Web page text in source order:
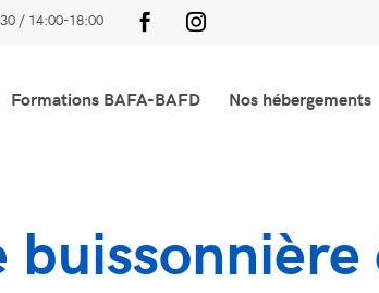
/ 14:00-18:00
Formations BAFA-BAFD Nos hébergements